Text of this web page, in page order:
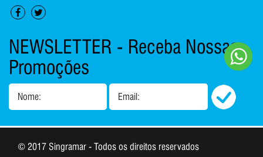
NEWSLETTER - Receba Nossas
Promoções
Nome: Email:
© 2017 Singramar - Todos os direitos reservados